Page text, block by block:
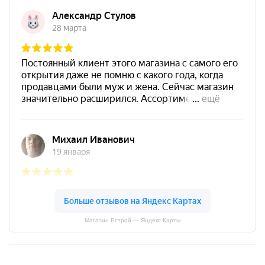
Магазин Естрой — Яндекс.Карты